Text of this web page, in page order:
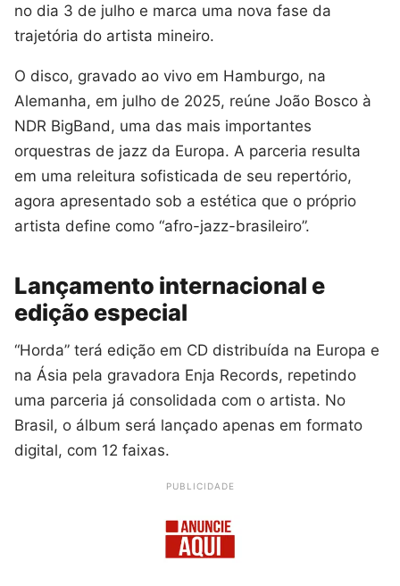
no dia 3 de julho e marca uma nova fase da
trajetória do artista mineiro.
O disco, gravado ao vivo em Hamburgo, na
Alemanha, em julho de 2025, reúne João Bosco à
NDR BigBand, uma das mais importantes
orquestras de jazz da Europa. A parceria resulta
em uma releitura sofisticada de seu repertório,
agora apresentado sob a estética que o próprio
artista define como “afro-jazz-brasileiro”.
Lançamento internacional e
edição especial
“Horda” terá edição em CD distribuída na Europa e
na Ásia pela gravadora Enja Records, repetindo
uma parceria já consolidada com o artista. No
Brasil, o álbum será lançado apenas em formato
digital, com 12 faixas.
PUBLICIDADE